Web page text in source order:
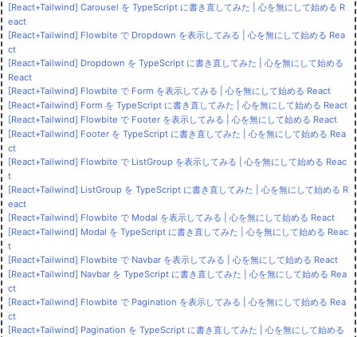
[React+Tailwind] Carousel を TypeScript に書き直してみた | 心を無にして始める R
eact
[React+Tailwind] Flowbite で Dropdown を表示してみる | 心を無にして始める Rea
ct
[React+Tailwind] Dropdown を TypeScript に書き直してみた | 心を無にして始める
React
[React+Tailwind] Flowbite で Form を表示してみる | 心を無にして始める React
[React+Tailwind] Form を TypeScript に書き直してみた | 心を無にして始める React
[React+Tailwind] Flowbite で Footer を表示してみる | 心を無にして始める React
[React+Tailwind] Footer を TypeScript に書き直してみた | 心を無にして始める Rea
ct
[React+Tailwind] Flowbite で ListGroup を表示してみる | 心を無にして始める Reac
t
[React+Tailwind] ListGroup を TypeScript に書き直してみた | 心を無にして始める R
eact
[React+Tailwind] Flowbite で Modal を表示してみる | 心を無にして始める React
[React+Tailwind] Modal を TypeScript に書き直してみた | 心を無にして始める Reac
t
[React+Tailwind] Flowbite で Navbar を表示してみる | 心を無にして始める React
[React+Tailwind] Navbar を TypeScript に書き直してみた | 心を無にして始める Rea
ct
[React+Tailwind] Flowbite で Pagination を表示してみる | 心を無にして始める Rea
ct
[React+Tailwind] Pagination を TypeScript に書き直してみた | 心を無にして始める